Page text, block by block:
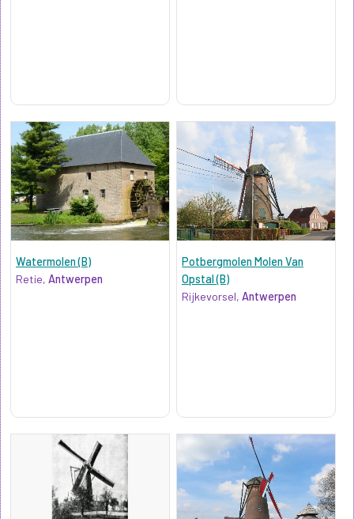
Watermolen (B)
Retie, Antwerpen
Potbergmolen Molen Van
Opstal (B)
Rijkevorsel,Antwerpen